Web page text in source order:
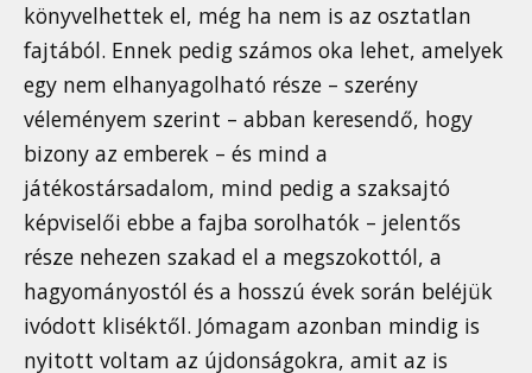
könyvelhettek el, még ha nem is az osztatlan
fajtából. Ennek pedig számos oka lehet, amelyek
egy nem elhanyagolható része – szerény
véleményem szerint – abban keresendő, hogy
bizony az emberek – és mind a
játékostársadalom, mind pedig a szaksajtó
képviselői ebbe a fajba sorolhatók – jelentős
része nehezen szakad el a megszokottól, a
hagyományostól és a hosszú évek során beléjük
ivódott kliséktől. Jómagam azonban mindig is
nyitott voltam az újdonságokra, amit az is